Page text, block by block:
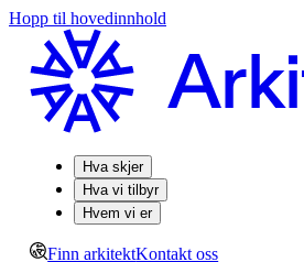
Hopp til hovedinnhold
Hva skjer
Hva vi tilbyr
Hvem vi er
Finn arkitektKontakt oss